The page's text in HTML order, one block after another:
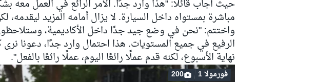
حيث أجاب قائلًا: "هذا وارد جدًا. الأمر الرائع في العمل معه
مباشرة بمستواه داخل السيارة. لا يزال أمامه المزيد
واختتم: "نحن في وضع جيد جدًا داخل الأكاديمية،
الرفيع في جميع المستويات. هذا احتمال وارد جدًا، دعونا
نهاية الأسبوع، لكنه قدم عملًا رائعًا اليوم، عملًا رائعًا بالفعل".
فورمولا 1 200